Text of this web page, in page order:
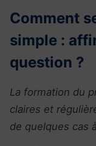
Comment
simple :
question ?
La formation du
claires et
de quelques cas